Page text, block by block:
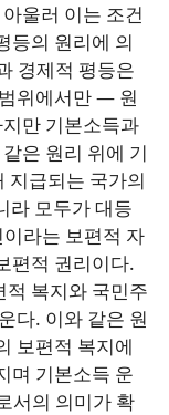
울러 이는 조건
등의 원리에 의
경제적 평등은
위에서만 ― 원
만 기본소득과
은 원리 위에 기
지급되는 국가의
라 모두가 대등
라는 보편적 자
편적 권리이다.
복지와 국민주
다. 이와 같은 원
보편적 복지에
며 기본소득 운
서의 의미가 확